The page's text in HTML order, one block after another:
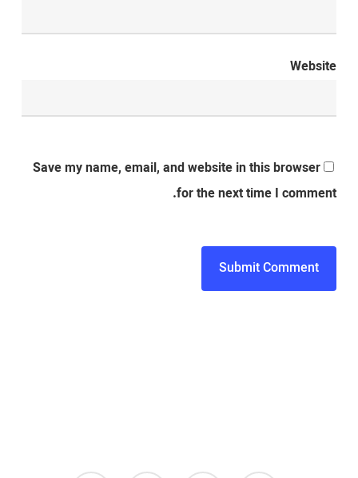
Website
Save my name, email, and website in this browser
for the next time I comment.